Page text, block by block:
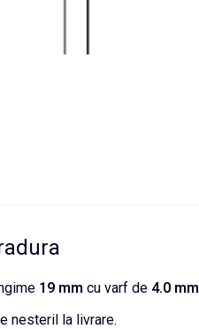
19 mm cu varf de 4.0 mm
nesteril la livrare.